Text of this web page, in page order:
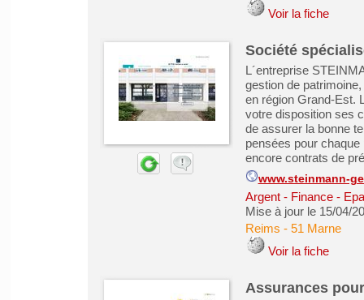
Voir la fiche
Société
L´entreprise
gestion de
en région Grand-Est.
votre disposition ses
de assurer la bonne
pensées pour
encore contrats de
www.steinmann-
Argent - Finance -
Mise à jour le 15/04/
Reims - 51 Marne
Voir la fiche
Assurances